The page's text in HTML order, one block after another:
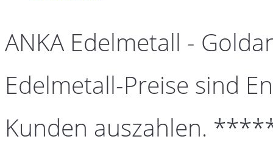
ANKA Edelmetall -
Edelmetall-Preise sind
Kunden auszahlen.